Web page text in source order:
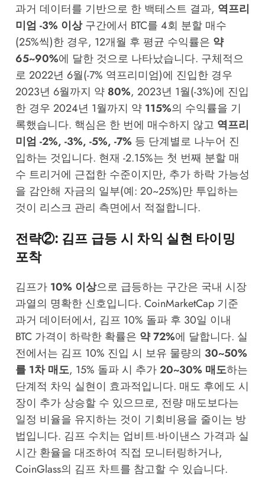
과거 데이터를 기반으로 한 백테스트 결과, 역프리
미엄 -3% 이상구간에서 BTC를 4회 분할 매수
(25%씩)한 경우, 12개월 후 평균 수익률은 약
65~90%에 달한 것으로 나타났습니다. 구체적으
로 2022년 6월(-7% 역프리미엄)에 진입한 경우
2023년 6월까지 약 80%, 2023년 1월(-3%)에 진입
한 경우 2024년 1월까지 약 115%의 수익률을 기
록했습니다. 핵심은 한 번에 매수하지 않고 역프리
미엄 -2%, -3%, -5%, -7% 등 단계별로 나누어 진
입하는 것입니다. 현재 -2.15%는 첫 번째 분할 매
수 트리거에 근접한 수준이지만, 추가 하락 가능성
을 감안해 자금의 일부(예: 20~25%)만 투입하는
것이 리스크 관리 측면에서 적절합니다.
전략②: 김프 급등 시 차익 실현 타이밍
포착
김프가 10% 이상으로 급등하는 구간은 국내 시장
과열의 명확한 신호입니다. CoinMarketCap기준
과거 데이터에서, 김프 10% 돌파 후 30일 이내
BTC 가격이 하락한 확률은 약 72%에 달합니다. 실
전에서는 김프 10% 진입 시 보유 물량의 30~50%
를 1차 매도, 15% 돌파 시 추가20~30% 매도하는
단계적 차익 실현이 효과적입니다. 매도 후에도 시
장이 추가 상승할 수 있으므로, 전량 매도보다는
일정 비율을 유지하는 것이 기회비용을 줄이는 방
법입니다. 김프 수치는 업비트·바이낸스 가격과 실
시간 환율을 대조하여 직접 모니터링하거나,
CoinGlass의 김프 차트를 참고할 수 있습니다.